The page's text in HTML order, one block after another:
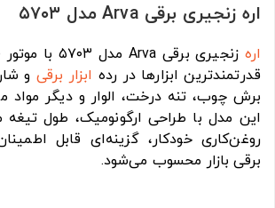
اره زنجیری برقی Arva مدل ۵۷۰۳
اره
قدرتمندترین ابزارها در رده ابزار برقی و
برش چوب، تنه درخت، الوار و دیگر مواد
این مدل با طراحی ارگونومیک، طول
روغن‌کاری خودکار، گزینه‌ای قابل
برقی بازار محسوب می‌شود.